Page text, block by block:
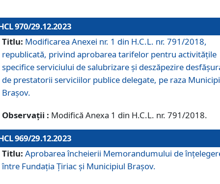
970/29.12.2023
Titlu: Modificarea Anexei nr. 1 din H.C.L. nr. 791/2018,
republicată, privind aprobarea tarifelor pentru activitățile
specifice serviciului de salubrizare și deszăpezire
de prestatorii serviciilor publice delegate, pe raza
Brașov.
Observații : Modifică Anexa 1 din H.C.L. nr. 791/2018.
969/29.12.2023
Titlu: Aprobarea încheierii Memorandumului de
între Fundația Țiriac și Municipiul Brașov.